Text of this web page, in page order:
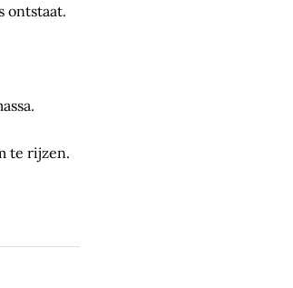
ontstaat.
te rijzen.